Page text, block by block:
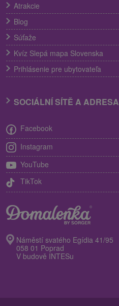
Atrakcie
Blog
Súťaže
Kvíz Slepá mapa Slovenska
Prihlásenie pre ubytovateľa
SOCIÁLNÍ SÍTĚ A ADRESA
Facebook
Instagram
YouTube
TikTok
Náměstí svatého Egídia 41/95
058 01 Poprad
V budově INTESu